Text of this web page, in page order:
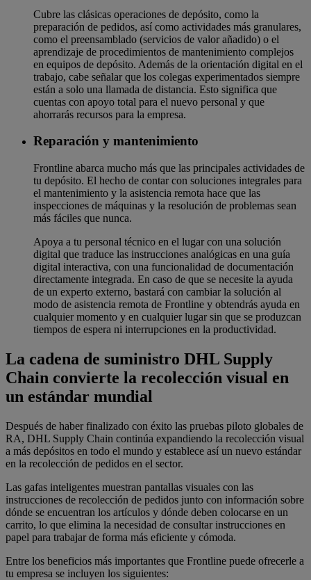
Cubre las clásicas operaciones de depósito, como la
preparación de pedidos, así como actividades más granulares,
como el preensamblado (servicios de valor añadido) o el
aprendizaje de procedimientos de mantenimiento complejos
en equipos de depósito. Además de la orientación digital en el
trabajo, cabe señalar que los colegas experimentados siempre
están a solo una llamada de distancia. Esto significa que
cuentas con apoyo total para el nuevo personal y que
ahorrarás recursos para la empresa.
Reparación y mantenimiento
Frontline abarca mucho más que las principales actividades de
tu depósito. El hecho de contar con soluciones integrales para
el mantenimiento y la asistencia remota hace que las
inspecciones de máquinas y la resolución de problemas sean
más fáciles que nunca.
Apoya a tu personal técnico en el lugar con una solución
digital que traduce las instrucciones analógicas en una guía
digital interactiva, con una funcionalidad de documentación
directamente integrada. En caso de que se necesite la ayuda
de un experto externo, bastará con cambiar la solución al
modo de asistencia remota de Frontline y obtendrás ayuda en
cualquier momento y en cualquier lugar sin que se produzcan
tiempos de espera ni interrupciones en la productividad.
La cadena de suministro DHL Supply
Chain convierte la recolección visual en
un estándar mundial
Después de haber finalizado con éxito las pruebas piloto globales de
RA, DHL Supply Chain continúa expandiendo la recolección visual
a más depósitos en todo el mundo y establece así un nuevo estándar
en la recolección de pedidos en el sector.
Las gafas inteligentes muestran pantallas visuales con las
instrucciones de recolección de pedidos junto con información sobre
dónde se encuentran los artículos y dónde deben colocarse en un
carrito, lo que elimina la necesidad de consultar instrucciones en
papel para trabajar de forma más eficiente y cómoda.
Entre los beneficios más importantes que Frontline puede ofrecerle a
tu empresa se incluyen los siguientes: